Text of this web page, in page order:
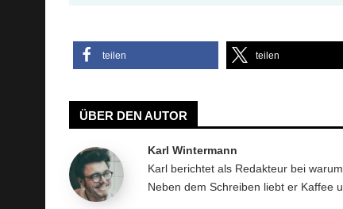
teilen teilen
ÜBER DEN AUTOR
Karl Wintermann
Karl berichtet als Redakteur bei
Neben dem Schreiben liebt er Kaffee